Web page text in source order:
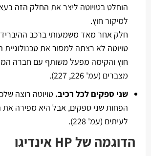
הוחלט בטויוטה ליצר את החלק הזה
למיקור חוץ.
חלק אחר מאד משמעותי ברכב
טויוטה לא רצתה למסור את
חוץ והקימה מפעל משותף עם חברה
מצברים (עמ' 226, 227).
שני ספקים לכל רכיב. טויוטה רוצה
הפחות שני ספקים, אבל היא מפירה את
לעיתים (עמ' 228).
הדוגמה של HP אינדיגו